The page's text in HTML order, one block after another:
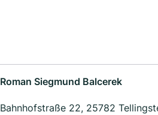
Roman Siegmund Balcerek
Bahnhofstraße 22, 25782